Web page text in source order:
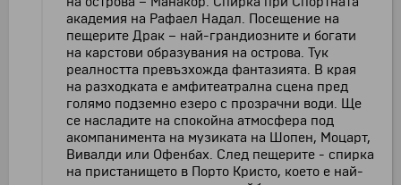
академия на Рафаел Надал. Посещение на
пещерите Драк – най-грандиозните и богати
на карстови образувания на острова. Тук
реалността превъзхожда фантазията. В края
на разходката е амфитеатрална сцена пред
голямо подземно езеро с прозрачни води. Ще
се насладите на спокойна атмосфера под
акомпанимента на музиката на Шопен, Моцарт,
Вивалди или Офенбах. След пещерите - спирка
на пристанището в Порто Кристо, което е най-